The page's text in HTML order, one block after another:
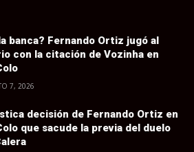
banca? Fernando Ortiz jugó al
con la citación de Vozinha en
7, 2026
decisión de Fernando Ortiz en
que sacude la previa del duelo